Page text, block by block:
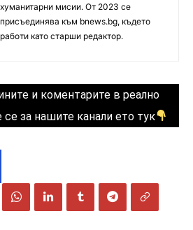
хуманитарни мисии. От 2023 се
присъединява към bnews.bg, където
работи като старши редактор.
и коментарите в реално
за нашите канали ето тук